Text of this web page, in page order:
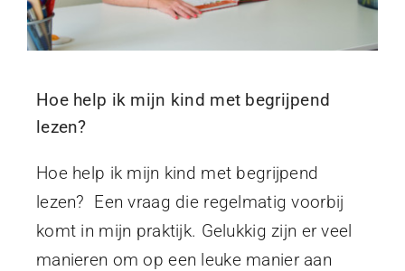
Hoe help ik mijn kind met begrijpend
lezen?
Hoe help ik mijn kind met begrijpend
lezen? Een vraag die regelmatig voorbij
komt in mijn praktijk. Gelukkig zijn er veel
manieren om op een leuke manier aan